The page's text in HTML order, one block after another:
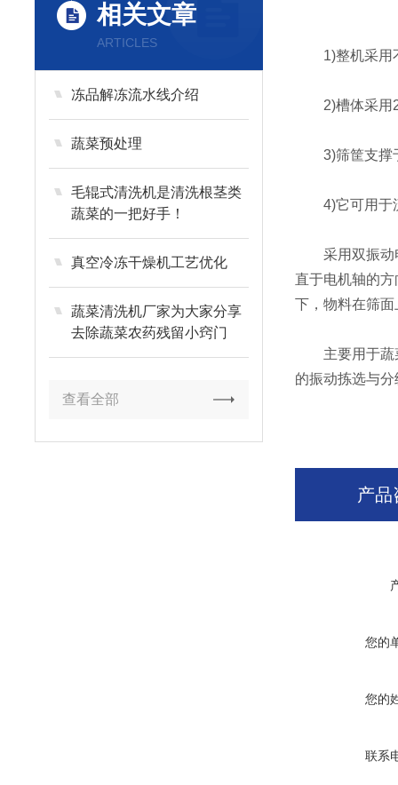
相关文章
ARTICLES
冻品解冻流水线介绍
蔬菜预处理
毛辊式清洗机是清洗根茎类
蔬菜的一把好手！
真空冷冻干燥机工艺优化
蔬菜清洗机厂家为大家分享
去除蔬菜农药残留小窍门
查看全部
1)整机采用不
2)槽体采用
3)筛筐支撑于
4)它可用于流
采用双振动电
直于电机轴的
下，物料在筛
主要用于蔬菜
的振动拣选与
产品
您的
您的
联系